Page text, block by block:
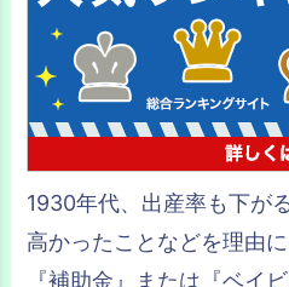
1930年代、出産率も下が
高かったことなどを理由
『補助金』または『ベイ